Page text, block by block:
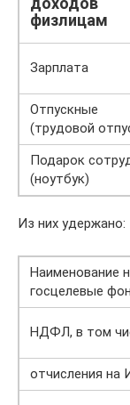
физлицам
Зарплата
Отпускные
(трудовой
Подарок
(ноутбук)
Из них удержано:
Наименование
госцелевые
НДФЛ, в том
отчисления на